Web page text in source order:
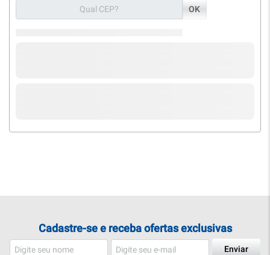
OK
Cadastre-se e receba ofertas exclusivas
Enviar